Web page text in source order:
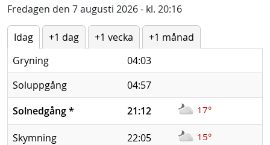
Fredagen den 7 augusti 2026 - kl. 20:16
Idag +1 dag +1 vecka
+1 månad
Gryning
04:03
Soluppgång
04:57
Solnedgång* 21:12 17°
Skymning 22:05 15°